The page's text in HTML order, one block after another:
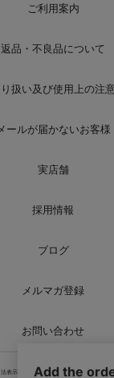
ご利用案内
返品・不良品について
扱い及び使用上の注意
メールが届かないお客様
実店舗
採用情報
ブログ
メルマガ登録
お問い合わせ
法表示 | 個人情報の取り